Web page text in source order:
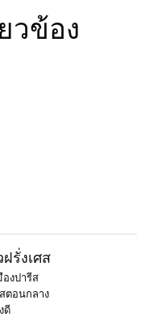
วข้อง
ฝรั่งเศส
องปารีส
สตอนกลาง
ดี